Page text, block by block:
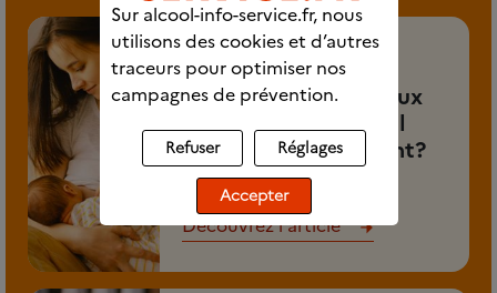
ARTICLE
Pourquoi il vaut mieux
ne pas boire d'alcool
pendant l'allaitement?
2 min 30
Découvrez l'article
Sur alcool-info-service.fr, nous
utilisons des cookies et d’autres
traceurs pour optimiser nos
campagnes de prévention.
Refuser Réglages
Accepter